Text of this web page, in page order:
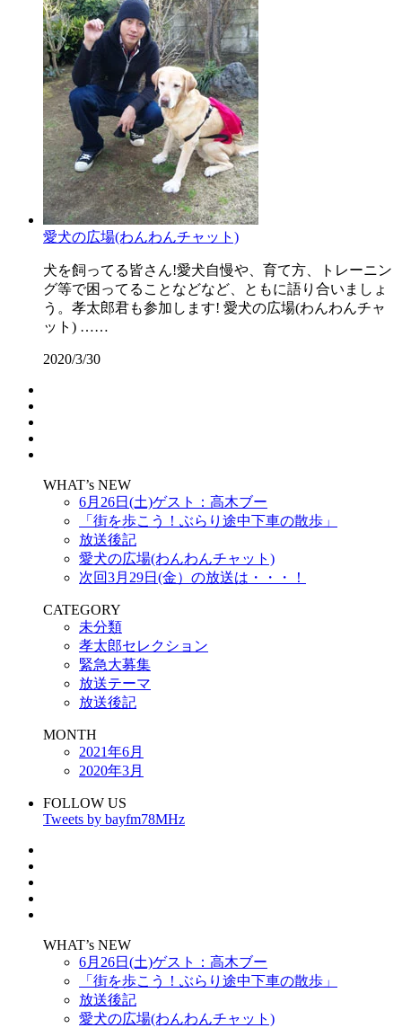
愛犬の広場(わんわんチャット)
犬を飼ってる皆さん!愛犬自慢や、育て方、トレーニン
グ等で困ってることなどなど、ともに語り合いましょ
う。孝太郎君も参加します! 愛犬の広場(わんわんチャ
ット) ……
2020/3/30
WHAT’s NEW
6月26日(土)ゲスト：高木ブー
「街を歩こう！ぶらり途中下車の散歩」
放送後記
愛犬の広場(わんわんチャット)
次回3月29日(金）の放送は・・・！
CATEGORY
未分類
孝太郎セレクション
緊急大募集
放送テーマ
放送後記
MONTH
2021年6月
2020年3月
FOLLOW US
Tweets by bayfm78MHz
WHAT’s NEW
6月26日(土)ゲスト：高木ブー
「街を歩こう！ぶらり途中下車の散歩」
放送後記
愛犬の広場(わんわんチャット)